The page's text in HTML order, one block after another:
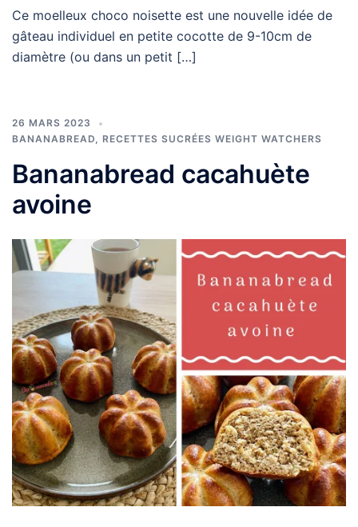
Ce moelleux choco noisette est une nouvelle idée de
gâteau individuel en petite cocotte de 9-10cm de
diamètre (ou dans un petit […]
26 MARS 2023
BANANABREAD
RECETTES SUCRÉES WEIGHT WATCHERS
Bananabread cacahuète
avoine